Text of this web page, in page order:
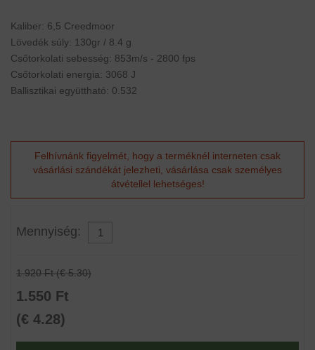
Kaliber: 6,5 Creedmoor
Lövedék súly: 130gr / 8.4 g
Csőtorkolati sebesség: 853m/s - 2800 fps
Csőtorkolati energia: 3068 J
Ballisztikai együttható: 0.532
Felhívnánk figyelmét, hogy a terméknél interneten csak
vásárlási szándékát jelezheti, vásárlása csak személyes
átvétellel lehetséges!
Mennyiség:
1.920 Ft (€ 5.30)
1.550 Ft
(€ 4.28)